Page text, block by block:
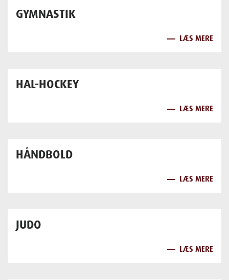
GYMNASTIK
LÆS MERE
HAL-HOCKEY
LÆS MERE
HÅNDBOLD
LÆS MERE
JUDO
LÆS MERE